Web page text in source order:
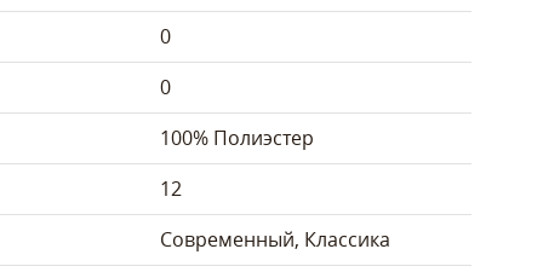
0
0
100% Полиэстер
12
Современный, Классика